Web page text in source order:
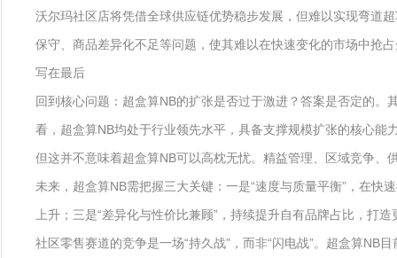
沃尔玛社区店将凭借全球供应链优势稳步发展，但难以实现弯道
保守、商品差异化不足等问题，使其难以在快速变化的市场中抢
写在最后
回到核心问题：超盒算NB的扩张是否过于激进？答案是否定的
看，超盒算NB均处于行业领先水平，具备支撑规模扩张的核心能
但这并不意味着超盒算NB可以高枕无忧。精益管理、区域竞争
未来，超盒算NB需把握三大关键：一是“速度与质量平衡”，在
上升；三是“差异化与性价比兼顾”，持续提升自有品牌占比，打
社区零售赛道的竞争是一场“持久战”，而非“闪电战”。超盒算